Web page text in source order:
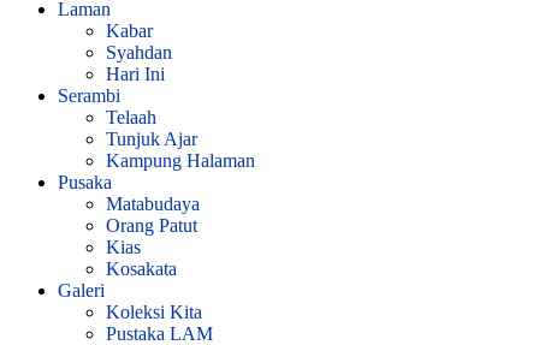
Laman
Kabar
Syahdan
Hari Ini
Serambi
Telaah
Tunjuk Ajar
Kampung Halaman
Pusaka
Matabudaya
Orang Patut
Kias
Kosakata
Galeri
Koleksi Kita
Pustaka LAM